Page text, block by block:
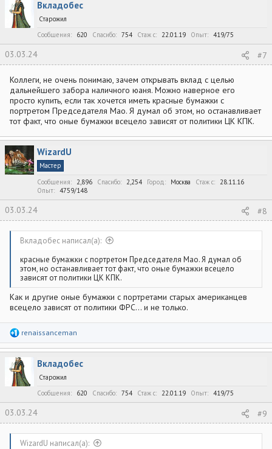
Вкладобес
Старожил
Сообщения
620 Спасибо 754 Стаж c 22.01.19 Опыт 419/75
03.03.24 #7
Коллеги, не очень понимаю, зачем открывать вклад с целью
дальнейшего забора наличного юаня. Можно наверное его
просто купить, если так хочется иметь красные бумажки с
портретом Председателя Мао. Я думал об этом, но останавливает
тот факт, что оные бумажки всецело зависят от политики ЦК КПК.
WizardU
Мастер
Сообщения
2,896 Спасибо 2,254 Город Москва Стаж c
28.11.16
Опыт
4759/148
03.03.24 #8
Вкладобес написал(а):
красные бумажки с портретом Председателя Мао. Я думал об
этом, но останавливает тот факт, что оные бумажки всецело
зависят от политики ЦК КПК.
Как и другие оные бумажки с портретами старых американцев
всецело зависят от политики ФРС... и не только.
Р
а
к
ц
и
и
renaissanceman
Вкладобес
Старожил
Сообщения
620 Спасибо 754 Стаж c 22.01.19 Опыт 419/75
03.03.24 #9
WizardU написал(а):